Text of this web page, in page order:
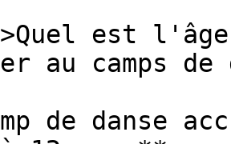
est
au camps de
de danse